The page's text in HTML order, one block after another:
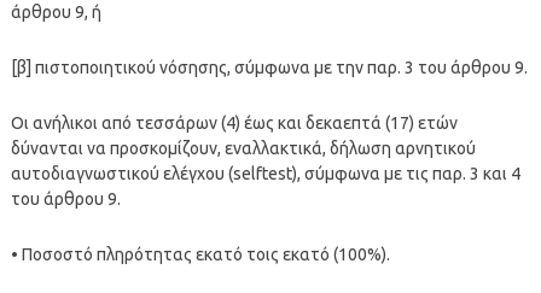
άρθρου 9, ή
[β] πιστοποιητικού νόσησης, σύμφωνα με την παρ. 3 του άρθρου 9.
Οι ανήλικοι από τεσσάρων (4) έως και δεκαεπτά (17) ετών
δύνανται να προσκομίζουν, εναλλακτικά, δήλωση αρνητικού
αυτοδιαγνωστικού ελέγχου (selftest), σύμφωνα με τις παρ. 3 και 4
του άρθρου 9.
• Ποσοστό πληρότητας εκατό τοις εκατό (100%).